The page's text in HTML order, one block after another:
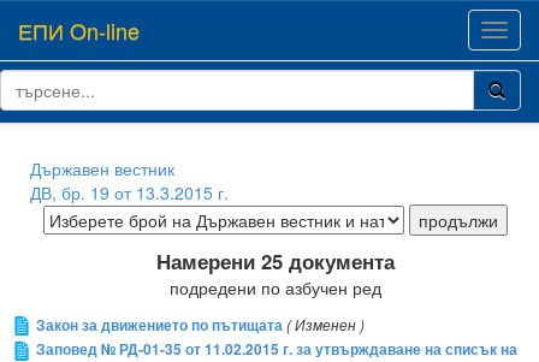
ЕПИ On-line
Държавен вестник
ДВ, бр. 19 от 13.3.2015 г.
Намерени 25 документа
подредени по азбучен ред
Закон за движението по пътищата( Изменен )
Заповед № РД-01-35 от 11.02.2015 г. за утвърждаване на списък на